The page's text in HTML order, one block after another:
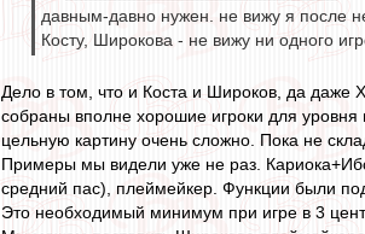
давным-давно нужен. не вижу я после
Косту, Широкова - не вижу ни одного
Дело в том, что и Коста и Широков, да даже
собраны вполне хорошие игроки для
цельную картину очень сложно. Пока не
Примеры мы видели уже не раз.
средний пас), плеймейкер. Функции были
Это необходимый минимум при игре в 3